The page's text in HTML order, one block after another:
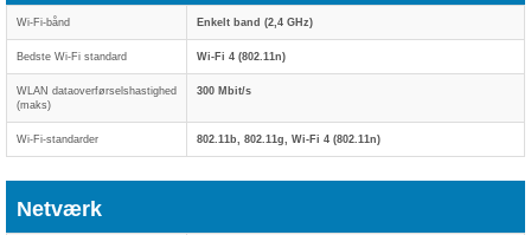
Wi-Fi-bånd Enkelt band (2,4 GHz)
Bedste Wi-Fi standard Wi-Fi 4 (802.11n)
WLAN dataoverførselshastighed
(maks)
300 Mbit/s
Wi-Fi-standarder 802.11b, 802.11g, Wi-Fi 4 (802.11n)
Netværk